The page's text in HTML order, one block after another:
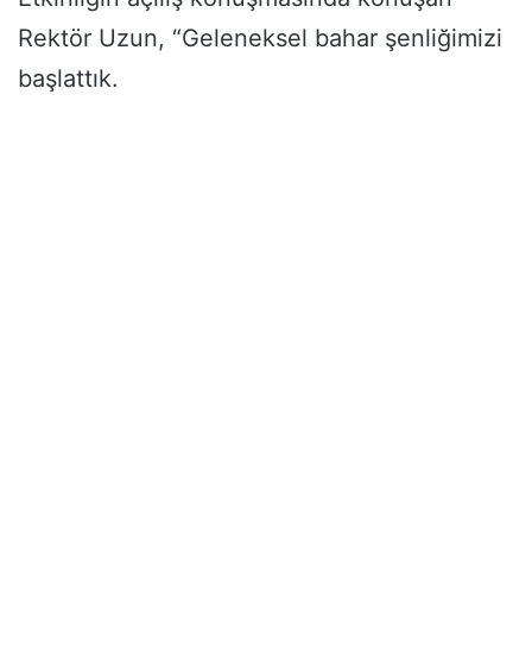
Rektör Uzun, “Geleneksel bahar şenliğimizi
başlattık.